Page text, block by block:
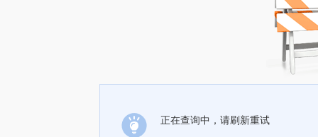
正在查询中，请刷新重试